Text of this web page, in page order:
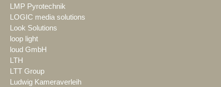
LMP Pyrotechnik
LOGIC media solutions
Look Solutions
loop light
loud GmbH
LTH
LTT Group
Ludwig Kameraverleih